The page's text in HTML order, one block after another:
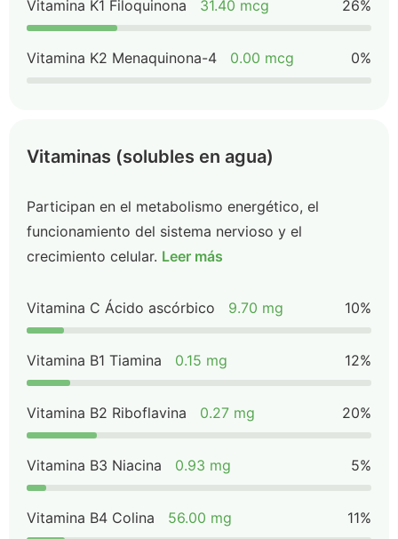
Vitamina K1 Filoquinona 31.40 mcg 26%
Vitamina K2 Menaquinona-4 0.00 mcg 0%
Vitaminas (solubles en agua)
Participan en el metabolismo energético, el
funcionamiento del sistema nervioso y el
crecimiento celular. Leer más
Vitamina C Ácido ascórbico 9.70 mg 10%
Vitamina B1 Tiamina 0.15 mg 12%
Vitamina B2 Riboflavina 0.27 mg 20%
Vitamina B3 Niacina 0.93 mg 5%
Vitamina B4 Colina 56.00 mg 11%